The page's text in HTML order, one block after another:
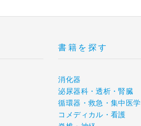
書籍を探す
消化器
泌尿器科・透析・腎臓
循環器・救急・集中医学
コメディカル・看護